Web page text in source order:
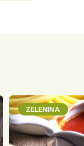
ZELENINA